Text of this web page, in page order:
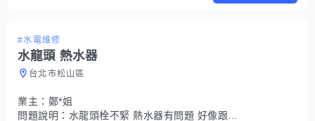
#水電維修
水龍頭 熱水器
台北市松山區
業主： 鄭*姐
問題說明： 水龍頭栓不緊 熱水器有問題 好像跟加壓馬達有關